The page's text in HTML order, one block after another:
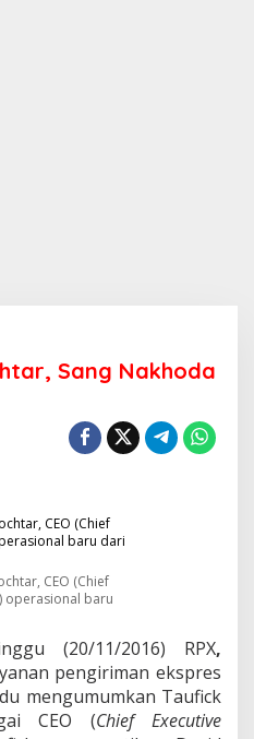
Sang Nakhoda
CEO (Chief
operasional baru
(20/11/2016) RPX,
pengiriman ekspres
mengumumkan Taufick
CEO (Chief Executive